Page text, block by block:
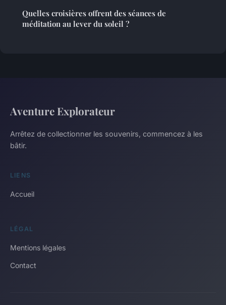
Quelles croisières offrent des séances de
méditation au lever du soleil ?
Aventure Explorateur
Arrêtez de collectionner les souvenirs, commencez à les
bâtir.
LIENS
Accueil
LÉGAL
Mentions légales
Contact